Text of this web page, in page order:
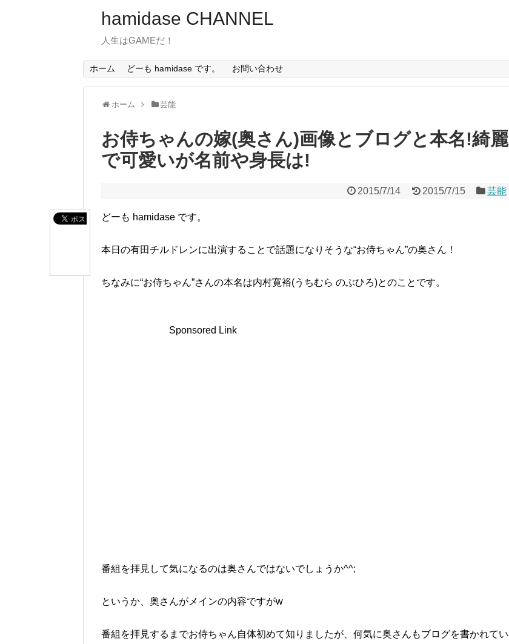
hamidase CHANNEL
人生はGAMEだ！
ホーム どーも hamidase です。 お問い合わせ
ホーム 芸能
お侍ちゃんの嫁(奥さん)画像とブログと本名!綺麗
で可愛いが名前や身長は!
2015/7/14 2015/7/15 芸能
どーも hamidase です。
本日の有田チルドレンに出演することで話題になりそうな“お侍ちゃん”の奥さん！
ちなみに“お侍ちゃん”さんの本名は内村寛裕(うちむら のぶひろ)とのことです。
Sponsored Link
番組を拝見して気になるのは奥さんではないでしょうか^^;
というか、奥さんがメインの内容ですがw
番組を拝見するまでお侍ちゃん自体初めて知りましたが、何気に奥さんもブログを書かれてい